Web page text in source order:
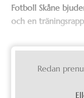
Fotboll Skåne
och en
Redan